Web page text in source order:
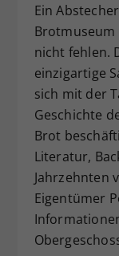
Ein
nicht fehlen.
einzigartige
sich mit der
Geschichte
Brot
Literatur,
Jahrzehnten
Eigentümer